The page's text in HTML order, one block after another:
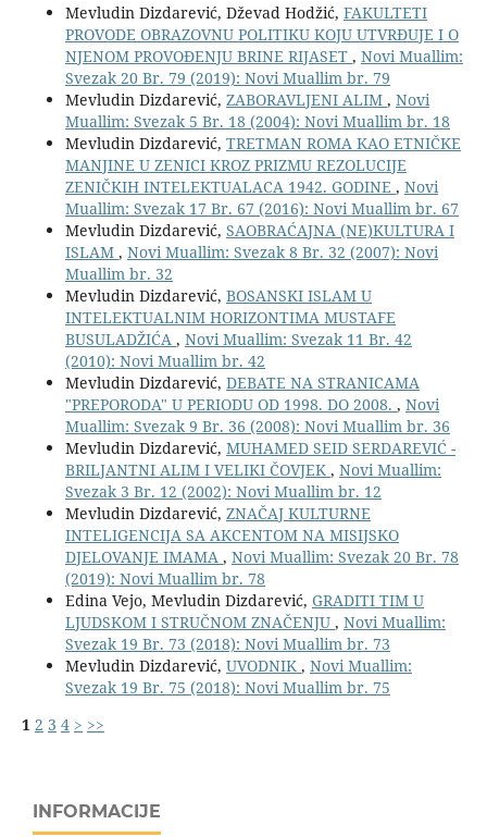
Mevludin Dizdarević, Dževad Hodžić, FAKULTETI
PROVODE OBRAZOVNU POLITIKU KOJU UTVRĐUJE I O
NJENOM PROVOĐENJU BRINE RIJASET , Novi Muallim:
Svezak 20 Br. 79 (2019): Novi Muallim br. 79
Mevludin Dizdarević, ZABORAVLJENI ALIM , Novi
Muallim: Svezak 5 Br. 18 (2004): Novi Muallim br. 18
Mevludin Dizdarević, TRETMAN ROMA KAO ETNIČKE
MANJINE U ZENICI KROZ PRIZMU REZOLUCIJE
ZENIČKIH INTELEKTUALACA 1942. GODINE , Novi
Muallim: Svezak 17 Br. 67 (2016): Novi Muallim br. 67
Mevludin Dizdarević, SAOBRAĆAJNA (NE)KULTURA I
ISLAM , Novi Muallim: Svezak 8 Br. 32 (2007): Novi
Muallim br. 32
Mevludin Dizdarević, BOSANSKI ISLAM U
INTELEKTUALNIM HORIZONTIMA MUSTAFE
BUSULADŽIĆA , Novi Muallim: Svezak 11 Br. 42
(2010): Novi Muallim br. 42
Mevludin Dizdarević, DEBATE NA STRANICAMA
"PREPORODA" U PERIODU OD 1998. DO 2008. , Novi
Muallim: Svezak 9 Br. 36 (2008): Novi Muallim br. 36
Mevludin Dizdarević, MUHAMED SEID SERDAREVIĆ -
BRILJANTNI ALIM I VELIKI ČOVJEK , Novi Muallim:
Svezak 3 Br. 12 (2002): Novi Muallim br. 12
Mevludin Dizdarević, ZNAČAJ KULTURNE
INTELIGENCIJA SA AKCENTOM NA MISIJSKO
DJELOVANJE IMAMA , Novi Muallim: Svezak 20 Br. 78
(2019): Novi Muallim br. 78
Edina Vejo, Mevludin Dizdarević, GRADITI TIM U
LJUDSKOM I STRUČNOM ZNAČENJU , Novi Muallim:
Svezak 19 Br. 73 (2018): Novi Muallim br. 73
Mevludin Dizdarević, UVODNIK , Novi Muallim:
Svezak 19 Br. 75 (2018): Novi Muallim br. 75
1 2 3 4 > >>
INFORMACIJE